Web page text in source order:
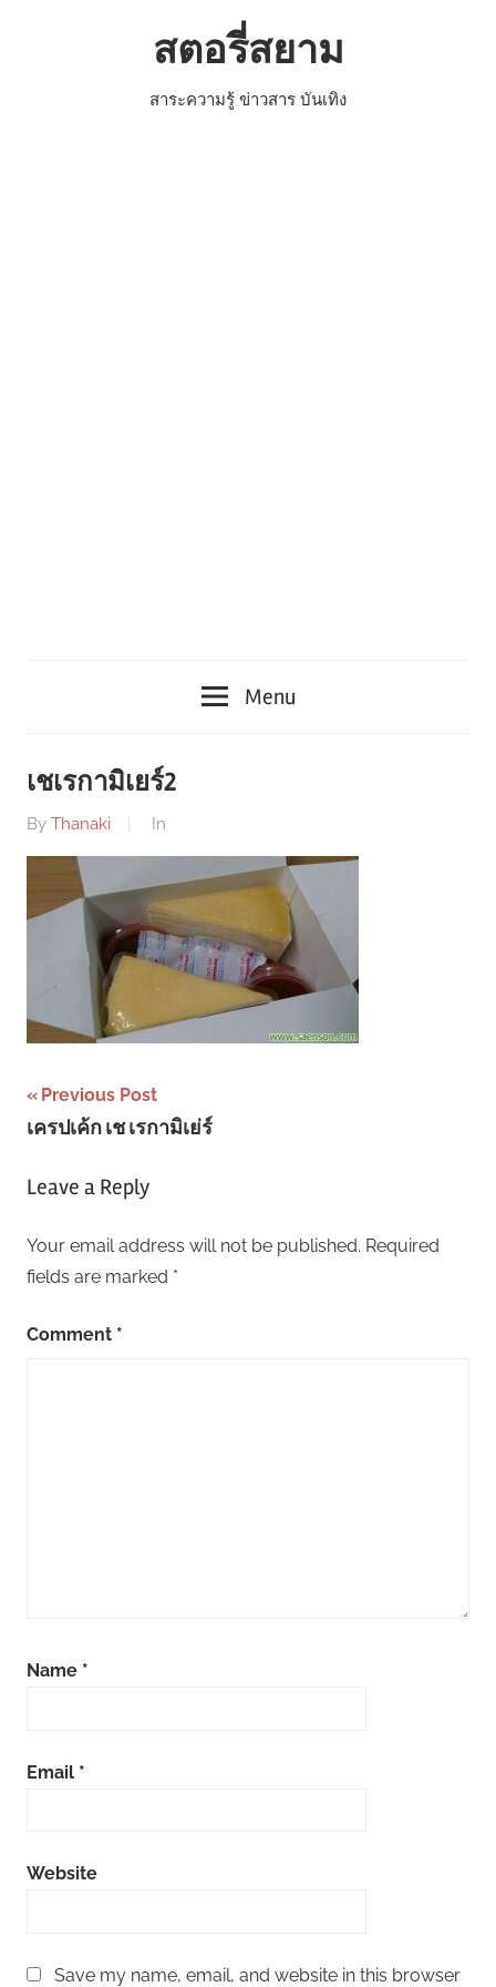
สตอรี่สยาม
สาระความรู้ ข่าวสาร บันเทิง
Menu
เชเรกามิเยร์2
By Thanaki In
Post
navigation
Previous Post
เครปเค้ก เช เรกามิเย่ร์
Leave a Reply
Your email address will not be published. Required
fields are marked *
Comment *
Name *
Email *
Website
Save my name, email, and website in this browser